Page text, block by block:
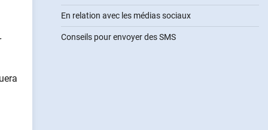
En relation avec les médias sociaux
Conseils pour envoyer des SMS